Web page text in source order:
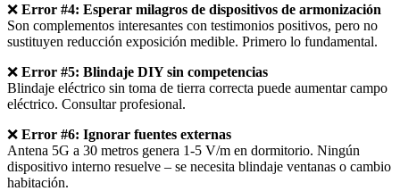
❌ Error #4: Esperar milagros de dispositivos de armonización
Son complementos interesantes con testimonios positivos, pero no
sustituyen reducción exposición medible. Primero lo fundamental.
❌ Error #5: Blindaje DIY sin competencias
Blindaje eléctrico sin toma de tierra correcta puede aumentar campo
eléctrico. Consultar profesional.
❌ Error #6: Ignorar fuentes externas
Antena 5G a 30 metros genera 1-5 V/m en dormitorio. Ningún
dispositivo interno resuelve – se necesita blindaje ventanas o cambio
habitación.